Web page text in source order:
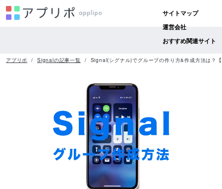
サイトマップ
運営会社
おすすめ関連サイト
アプリポ Signalの記事一覧 Signal(シグナル)でグループの作り方&作成方法は？